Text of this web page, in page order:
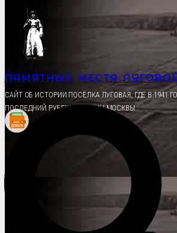
Перейти
содержимому
ПАМЯТНЫЕ МЕСТА
CАЙТ ОБ ИСТОРИИ ПОСЁЛКА ЛУГОВАЯ, ГДЕ В 1941
ПОСЛЕДНИЙ РУБЕЖ ОБОРОНЫ МОСКВЫ